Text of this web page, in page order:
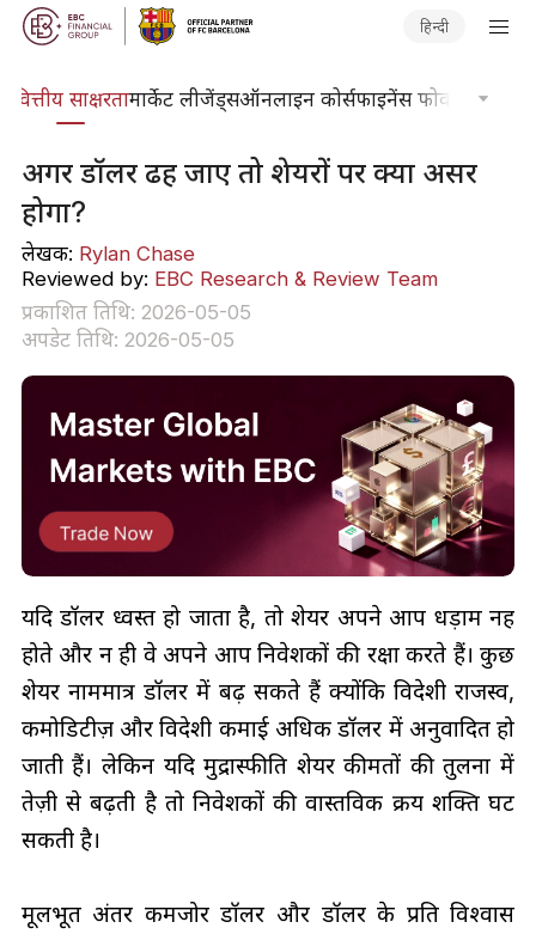
हिन्दी
वित्तीय साक्षरतामार्केट लीजेंड्सऑनलाइन कोर्सफाइनेंस फोकस
अगर डॉलर ढह जाए तो शेयरों पर क्या असर
होगा?
लेखक: Rylan Chase
Reviewed by: EBC Research & Review Team
प्रकाशित तिथि: 2026-05-05
अपडेट तिथि: 2026-05-05
यदि डॉलर ध्वस्त हो जाता है, तो शेयर अपने आप धड़ाम नहीं
होते और न ही वे अपने आप निवेशकों की रक्षा करते हैं। कुछ
शेयर नाममात्र डॉलर में बढ़ सकते हैं क्योंकि विदेशी राजस्व,
कमोडिटीज़ और विदेशी कमाई अधिक डॉलर में अनुवादित हो
जाती हैं। लेकिन यदि मुद्रास्फीति शेयर कीमतों की तुलना में
तेज़ी से बढ़ती है तो निवेशकों की वास्तविक क्रय शक्ति घट
सकती है।
मूलभूत अंतर कमजोर डॉलर और डॉलर के प्रति विश्वास